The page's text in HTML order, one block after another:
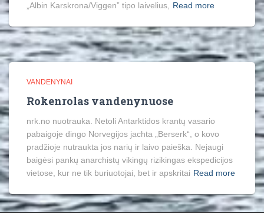
„Albin Karskrona/Viggen” tipo laivelius,
Read more
VANDENYNAI
Rokenrolas vandenynuose
nrk.no nuotrauka. Netoli Antarktidos krantų vasario
pabaigoje dingo Norvegijos jachta „Berserk“, o kovo
pradžioje nutraukta jos narių ir laivo paieška. Nejaugi
baigėsi pankų anarchistų vikingų rizikingas ekspedicijos
vietose, kur ne tik buriuotojai, bet ir apskritai Read more